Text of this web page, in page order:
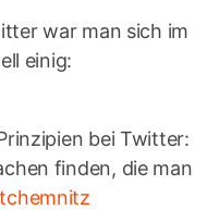
war man sich im
einig:
bei Twitter:
finden, die man